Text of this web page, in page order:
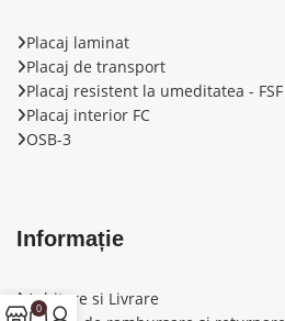
Placaj laminat
Placaj de transport
Placaj resistent la umeditatea - FSF
Placaj interior FС
OSB-3
Informație
Achitare si Livrare
0